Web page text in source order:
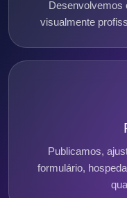
Desenvolvemos
visualmente
Publicamos,
formulário,